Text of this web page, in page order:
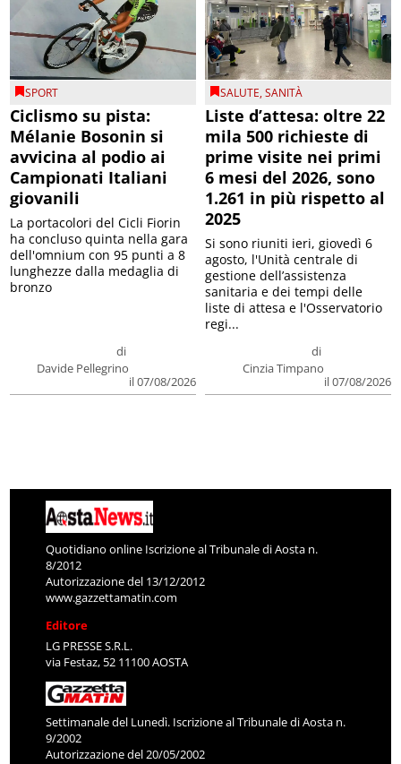
SPORT
Ciclismo su pista:
Mélanie Bosonin si
avvicina al podio ai
Campionati Italiani
giovanili
di
Davide Pellegrino
il 07/08/2026
La portacolori del Cicli Fiorin
ha concluso quinta nella gara
dell'omnium con 95 punti a 8
lunghezze dalla medaglia di
bronzo
SALUTE,SANITÀ
Liste d’attesa: oltre 22
mila 500 richieste di
prime visite nei primi
6 mesi del 2026, sono
1.261 in più rispetto al
2025
di
Cinzia Timpano
il 07/08/2026
Si sono riuniti ieri, giovedì 6
agosto, l'Unità centrale di
gestione dell’assistenza
sanitaria e dei tempi delle
liste di attesa e l'Osservatorio
regi...
Quotidiano online Iscrizione al Tribunale di Aosta n.
8/2012
Autorizzazione del 13/12/2012
www.gazzettamatin.com
Editore
LG PRESSE S.R.L.
via Festaz, 52 11100 AOSTA
Settimanale del Lunedì. Iscrizione al Tribunale di Aosta n.
9/2002
Autorizzazione del 20/05/2002